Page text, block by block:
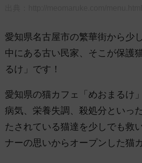
愛知県名古屋市の繁華街から少
中にある古い民家、そこが保護
るけ」です！
愛知県の猫カフェ「めおまるけ
病気、栄養失調、殺処分といっ
たされている猫達を少しでも救
ナーの思いからオープンした猫